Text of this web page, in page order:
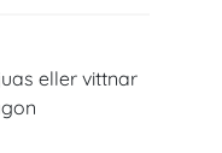
eller vittnar